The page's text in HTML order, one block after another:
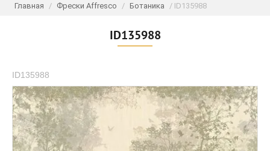
Главная / Фрески Affresco / Ботаника / ID135988
ID135988
ID135988